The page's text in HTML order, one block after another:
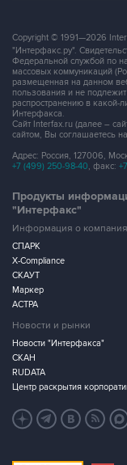
Copyright © 1991—2026
"Интерфакс.ру".
Федеральной службой по
массовых коммуникаций
размещенная на данном
пользования и не
распространению в какой-
Интерфакса.
Сайт Interfax.ru (далее –
сайтом, Вы соглашаетесь
Адрес: Россия, 127006,
+7 (499) 250-98-40, факс:
Продукты
"Интерфакс"
Информация о
СПАРК
X-Compliance
СКАУТ
Маркер
АСТРА
Новости и рынки
Новости "Интерфакса"
СКАН
RUDATA
Центр раскрытия